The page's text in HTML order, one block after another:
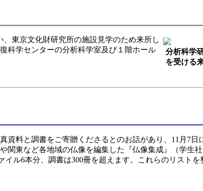
分析科学
を受ける
東京文化財研究所の施設見学のため来所し
科学センターの分析科学室及び１階ホール
料と調書をご寄贈くださるとのお話があり、11月7日
東など各地域の仏像を編集した『仏像集成』（学生
ル6本分、調書は300冊を超えます。これらのリスト